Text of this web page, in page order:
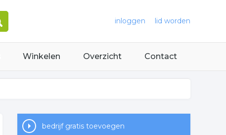
inloggen lid worden
Winkelen Overzicht Contact
bedrijf gratis toevoegen